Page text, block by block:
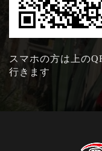
スマホの方は上の
行きます